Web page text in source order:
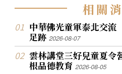
相關消
中華佛光童軍泰北交
足跡2026-08-07
雲林講堂三好兒童夏
根品德教育2026-08-05